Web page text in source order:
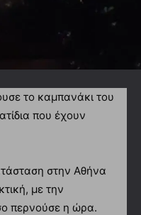
το καμπανάκι του
που έχουν
στην Αθήνα
με την
περνούσε η ώρα.